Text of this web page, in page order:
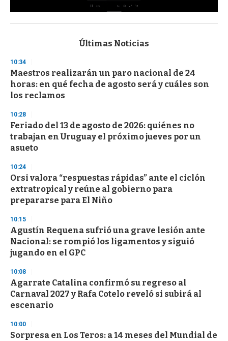
s
d
s
o
f
3
s
e
c
o
n
s
Últimas Noticias
10:34
Maestros realizarán un paro nacional de 24
horas: en qué fecha de agosto será y cuáles son
los reclamos
10:28
Feriado del 13 de agosto de 2026: quiénes no
trabajan en Uruguay el próximo jueves por un
asueto
10:24
Orsi valora “respuestas rápidas” ante el ciclón
extratropical y reúne al gobierno para
prepararse para El Niño
10:15
Agustín Requena sufrió una grave lesión ante
Nacional: se rompió los ligamentos y siguió
jugando en el GPC
10:08
Agarrate Catalina confirmó su regreso al
Carnaval 2027 y Rafa Cotelo reveló si subirá al
escenario
10:00
Sorpresa en Los Teros: a 14 meses del Mundial de